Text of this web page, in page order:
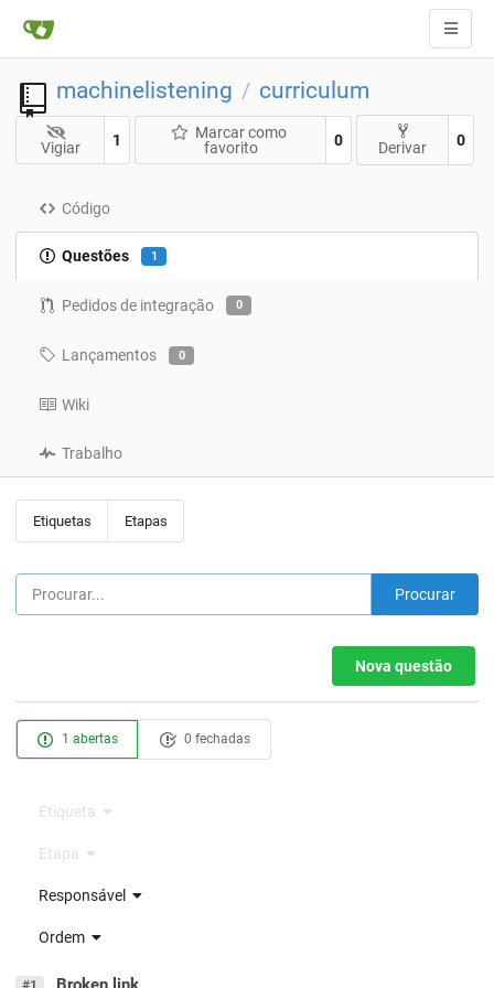
machinelistening / curriculum
Vigiar 1
Marcar como
favorito
0 Derivar 0
Código
Questões 1
Pedidos de integração 0
Lançamentos 0
Wiki
Trabalho
Etiquetas Etapas
Procurar
Nova questão
1 abertas 0 fechadas
Etiqueta
Etapa
Responsável
Ordem